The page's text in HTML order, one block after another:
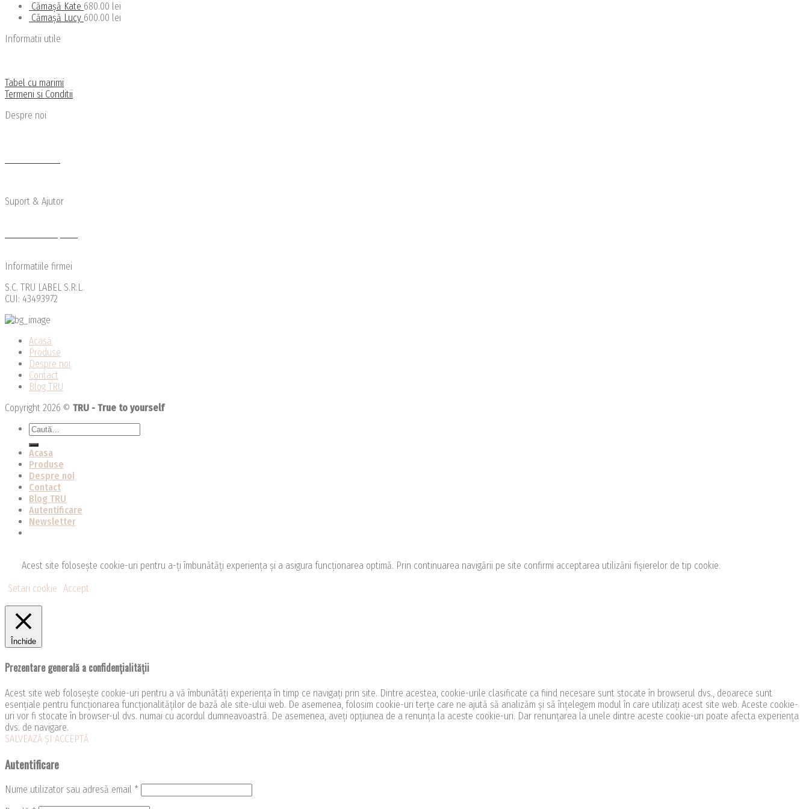
Cămașă Kate 680.00 lei
Cămașă Lucy 600.00 lei
Informatii utile
Tabel cu marimi
Termeni si Conditii
Despre noi
Suport & Ajutor
Informatiile firmei
S.C. TRU LABEL S.R.L.
CUI: 43493972
Acasă
Produse
Despre noi
Contact
Blog TRU
Copyright 2026 © TRU - True to yourself
Caută
după:
Acasa
Produse
Despre noi
Contact
Blog TRU
Autentificare
Newsletter
Acest site folosește cookie-uri pentru a-ți îmbunătăți experiența și a asigura funcționarea optimă. Prin continuarea navigării pe site confirmi acceptarea utilizării fişierelor de tip cookie.
Setari cookie
Accept
Închide
Prezentare generală a confidențialității
Acest site web folosește cookie-uri pentru a vă îmbunătăți experiența în timp ce navigați prin site. Dintre acestea, cookie-urile clasificate ca fiind necesare sunt stocate în browserul dvs., deoarece sunt
esențiale pentru funcționarea funcționalităților de bază ale site-ului web. De asemenea, folosim cookie-uri terțe care ne ajută să analizăm și să înțelegem modul în care utilizați acest site web. Aceste cookie-
uri vor fi stocate în browser-ul dvs. numai cu acordul dumneavoastră. De asemenea, aveți opțiunea de a renunța la aceste cookie-uri. Dar renunțarea la unele dintre aceste cookie-uri poate afecta experiența
dvs. de navigare.
SALVEAZĂ ȘI ACCEPTĂ
Autentificare
Nume utilizator sau adresă email *